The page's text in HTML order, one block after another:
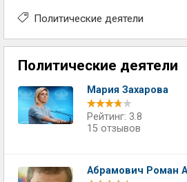
Политические деятели
Политические деятели
Мария Захарова
Рейтинг: 3.8
15 отзывов
Абрамович Роман